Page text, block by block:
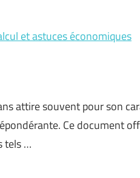
et astuces économiques
attire souvent pour son
Ce document
tels …